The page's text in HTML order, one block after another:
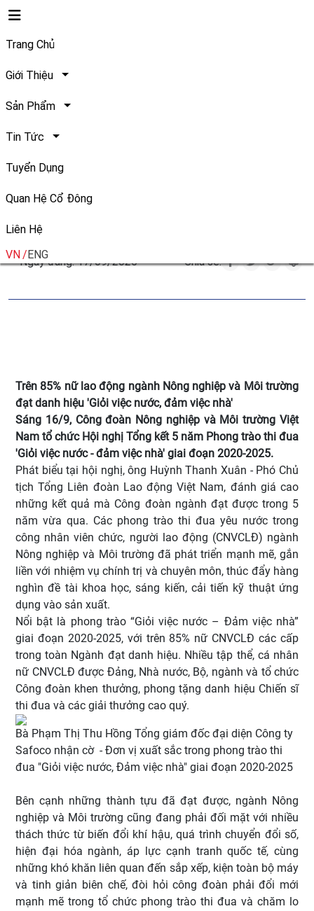
Trang Chủ
Giới Thiệu
Sản Phẩm
Tin Tức
Tuyển Dụng
Quan Hệ Cổ Đông
Liên Hệ
VN ENG
Safoco được gọi tên trong
Phong trào thi đua 'Giỏi việc
nước - đảm việc nhà' giai
đoạn 2020-2025
Ngày đăng: 17/09/2025 Chia sẻ:
Trên 85% nữ lao động ngành Nông nghiệp và Môi trường
đạt danh hiệu 'Giỏi việc nước, đảm việc nhà'
Sáng 16/9, Công đoàn Nông nghiệp và Môi trường Việt
Nam tổ chức Hội nghị Tổng kết 5 năm Phong trào thi đua
'Giỏi việc nước - đảm việc nhà' giai đoạn 2020-2025.
Phát biểu tại hội nghị, ông Huỳnh Thanh Xuân - Phó Chủ
tịch Tổng Liên đoàn Lao động Việt Nam, đánh giá cao
những kết quả mà Công đoàn ngành đạt được trong 5
năm vừa qua. Các phong trào thi đua yêu nước trong
công nhân viên chức, người lao động (CNVCLĐ) ngành
Nông nghiệp và Môi trường đã phát triển mạnh mẽ, gắn
liền với nhiệm vụ chính trị và chuyên môn, thúc đẩy hàng
nghìn đề tài khoa học, sáng kiến, cải tiến kỹ thuật ứng
dụng vào sản xuất.
Nổi bật là phong trào “Giỏi việc nước – Đảm việc nhà”
giai đoạn 2020-2025, với trên 85% nữ CNVCLĐ các cấp
trong toàn Ngành đạt danh hiệu. Nhiều tập thể, cá nhân
nữ CNVCLĐ được Đảng, Nhà nước, Bộ, ngành và tổ chức
Công đoàn khen thưởng, phong tặng danh hiệu Chiến sĩ
thi đua và các giải thưởng cao quý.
Bà Phạm Thị Thu Hồng Tổng giám đốc đại diện Công ty
Safoco nhận cờ - Đơn vị xuất sắc trong phong trào thi
đua "Giỏi việc nước, Đảm việc nhà" giai đoạn 2020-2025
Bên cạnh những thành tựu đã đạt được, ngành Nông
nghiệp và Môi trường cũng đang phải đối mặt với nhiều
thách thức từ biến đổi khí hậu, quá trình chuyển đổi số,
hiện đại hóa ngành, áp lực cạnh tranh quốc tế, cùng
những khó khăn liên quan đến sắp xếp, kiện toàn bộ máy
và tinh giản biên chế, đòi hỏi công đoàn phải đổi mới
mạnh mẽ trong tổ chức phong trào thi đua và chăm lo